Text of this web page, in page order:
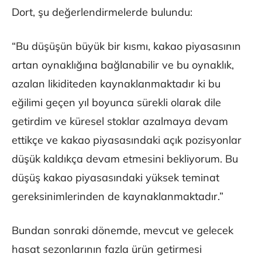
Dort, şu değerlendirmelerde bulundu:
“Bu düşüşün büyük bir kısmı, kakao piyasasının
artan oynaklığına bağlanabilir ve bu oynaklık,
azalan likiditeden kaynaklanmaktadır ki bu
eğilimi geçen yıl boyunca sürekli olarak dile
getirdim ve küresel stoklar azalmaya devam
ettikçe ve kakao piyasasındaki açık pozisyonlar
düşük kaldıkça devam etmesini bekliyorum. Bu
düşüş kakao piyasasındaki yüksek teminat
gereksinimlerinden de kaynaklanmaktadır.”
Bundan sonraki dönemde, mevcut ve gelecek
hasat sezonlarının fazla ürün getirmesi